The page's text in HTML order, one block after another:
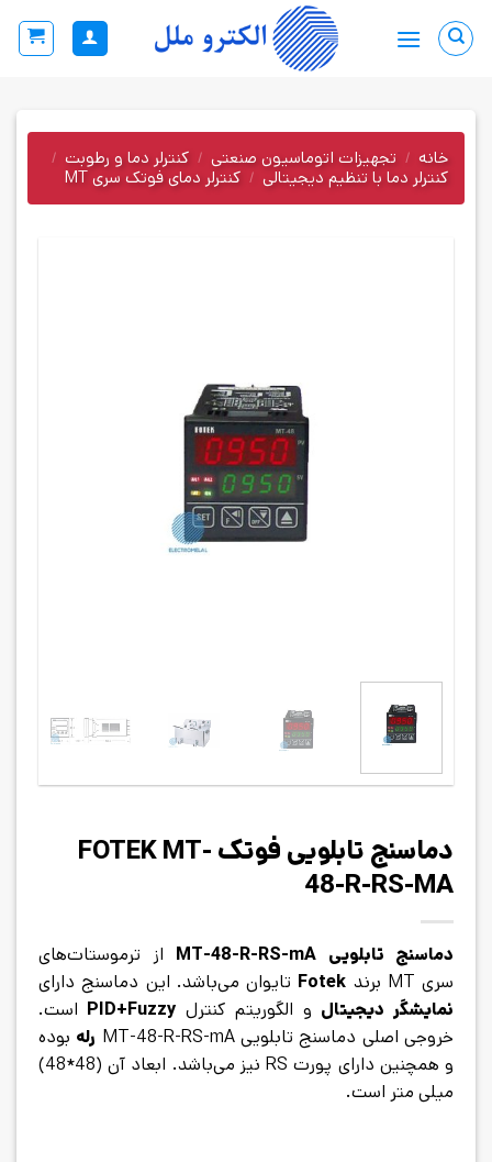
خانه / تجهیزات اتوماسیون صنعتی / کنترلر دما و رطوبت /
کنترلر دما با تنظیم دیجیتالی / کنترلر دمای فوتک سری MT
دماسنج تابلویی فوتک FOTEK MT-
48-R-RS-MA
دماسنج تابلویی MT-48-R-RS-mA
از ترموستات‌های
سری MT برند
Fotek تایوان می‌باشد. این دماسنج دارای
نمایشگر دیجیتال و الگوریتم کنترل PID+Fuzzy است.
خروجی اصلی دماسنج تابلویی MT-48-R-RS-mA
رله بوده
و همچنین دارای پورت RS نیز می‌باشد. ابعاد آن (48*48)
میلی متر است.